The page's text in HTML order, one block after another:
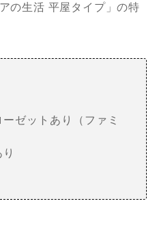
の生活 平屋タイプ」の特
ゼットあり（ファミ